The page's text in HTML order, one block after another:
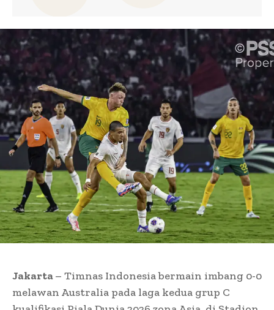
Jakarta– Timnas Indonesia bermain imbang 0-0
melawan Australia pada laga kedua grup C